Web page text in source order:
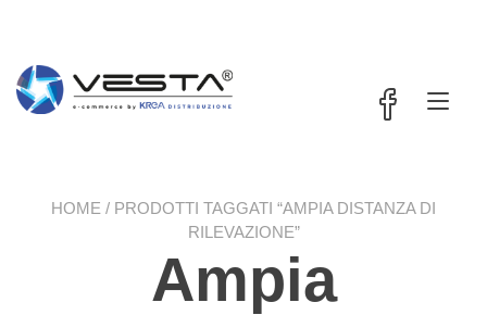
HOME / PRODOTTI TAGGATI “AMPIA DISTANZA DI
RILEVAZIONE”
Ampia